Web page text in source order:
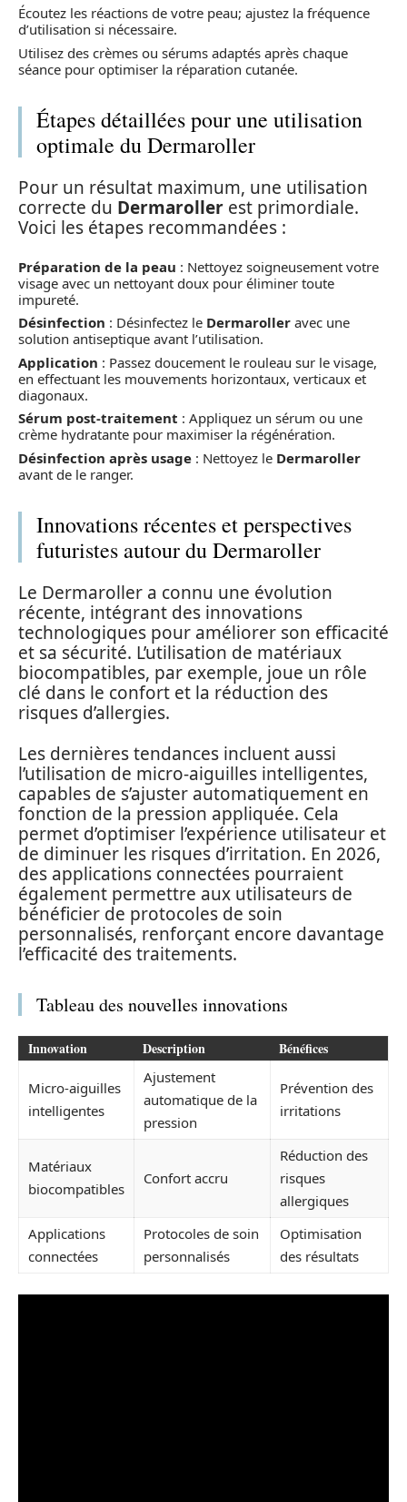
Écoutez les réactions de votre peau; ajustez la fréquence
d’utilisation si nécessaire.
Utilisez des crèmes ou sérums adaptés après chaque
séance pour optimiser la réparation cutanée.
Étapes détaillées pour une utilisation
optimale du Dermaroller
Pour un résultat maximum, une utilisation
correcte du Dermaroller est primordiale.
Voici les étapes recommandées :
Préparation de la peau : Nettoyez soigneusement votre
visage avec un nettoyant doux pour éliminer toute
impureté.
Désinfection : Désinfectez le Dermaroller avec une
solution antiseptique avant l’utilisation.
Application : Passez doucement le rouleau sur le visage,
en effectuant les mouvements horizontaux, verticaux et
diagonaux.
Sérum post-traitement : Appliquez un sérum ou une
crème hydratante pour maximiser la régénération.
Désinfection après usage : Nettoyez le Dermaroller
avant de le ranger.
Innovations récentes et perspectives
futuristes autour du Dermaroller
Le Dermaroller a connu une évolution
récente, intégrant des innovations
technologiques pour améliorer son efficacité
et sa sécurité. L’utilisation de matériaux
biocompatibles, par exemple, joue un rôle
clé dans le confort et la réduction des
risques d’allergies.
Les dernières tendances incluent aussi
l’utilisation de micro-aiguilles intelligentes,
capables de s’ajuster automatiquement en
fonction de la pression appliquée. Cela
permet d’optimiser l’expérience utilisateur et
de diminuer les risques d’irritation. En 2026,
des applications connectées pourraient
également permettre aux utilisateurs de
bénéficier de protocoles de soin
personnalisés, renforçant encore davantage
l’efficacité des traitements.
Tableau des nouvelles innovations
Innovation Description Bénéfices
Micro-aiguilles
intelligentes
Ajustement
automatique de la
pression
Prévention des
irritations
Matériaux
biocompatibles
Confort accru
Réduction des
risques
allergiques
Applications
connectées
Protocoles de soin
personnalisés
Optimisation
des résultats